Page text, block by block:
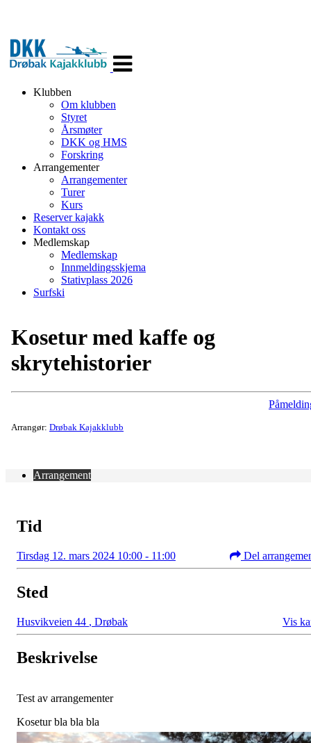
navigasjon
Klubben
Om klubben
Styret
Årsmøter
DKK og HMS
Forskring
Arrangementer
Arrangementer
Turer
Kurs
Reserver kajakk
Kontakt oss
Medlemskap
Medlemskap
Innmeldingsskjema
Stativplass 2026
Surfski
Kosetur med kaffe og
skrytehistorier
Arrangør: Drøbak Kajakklubb
Arrangement
Tid
Tirsdag 12. mars 2024 10:00 - 11:00 Del
Sted
Husvikveien 44 , Drøbak Vis
Beskrivelse
Test av arrangementer
Kosetur bla bla bla